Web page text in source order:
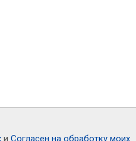
и Согласен на обработку моих